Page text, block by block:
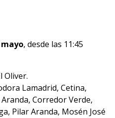
, desde las 11:45
Oliver.
Lamadrid, Cetina,
Corredor Verde,
Pilar Aranda, Mosén José